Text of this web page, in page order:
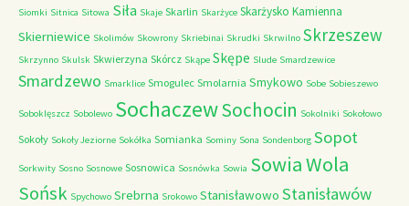
Siomki Sitnica Sitowa Siła Skaje Skarlin Skarżyce Skarżysko Kamienna
Skierniewice Skolimów Skowrony Skriebinai Skrudki Skrwilno Skrzeszew
Skrzynno Skulsk Skwierzyna Skórcz Skąpe Skępe Slude Smardzewice
Smardzewo Smarklice Smogulec Smolarnia Smykowo Sobe Sobieszewo
Soboklęszcz Sobolewo SochaczewSochocin Sokolniki Sokołowo
Sokoły Sokoły Jeziorne Sokółka Somianka Sominy Sona Sondenborg Sopot
Sorkwity Sosno Sosnowe Sosnowica Sosnówka Sowia Sowia Wola
Sońsk Spychowo Srebrna Srokowo Stanisławowo Stanisławów